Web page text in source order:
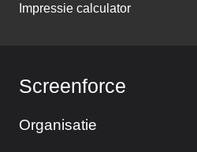
Impressie calculator
Screenforce
Organisatie